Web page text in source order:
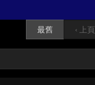
最舊 ‹ 上頁